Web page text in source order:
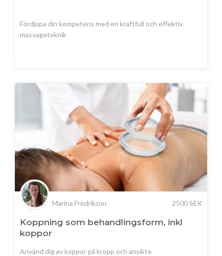
Fördjupa din kompetens med en kraftfull och effektiv
massageteknik
Marina Fredrikzon 2500SEK
Koppning som behandlingsform, inkl
koppor
Använd dig av koppor på kropp och ansikte